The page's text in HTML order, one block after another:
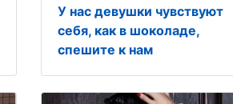
У нас девушки чувствуют
себя, как в шоколаде,
спешите к нам